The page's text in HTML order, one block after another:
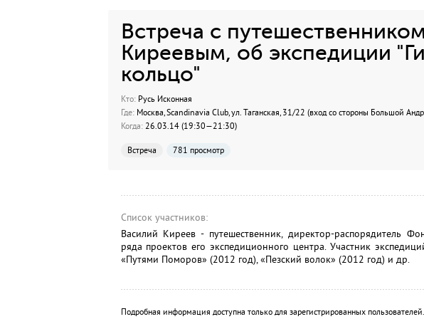
Встреча с
Киреевым, об экспедиции
кольцо"
Кто:Русь Исконная
Где:Москва, Scandinavia Club, ул. Таганская, 31/22 (вход со стороны Большой
Когда:26.03.14 (19:30—21:30)
Встреча 781 просмотр
Список участников:
Василий Киреев - путешественник, директор-распорядитель
ряда проектов его экспедиционного центра. Участник
«Путями Поморов» (2012 год), «Пезский волок» (2012 год) и др.
Подробная информация доступна только для зарегистрированных пользователей.